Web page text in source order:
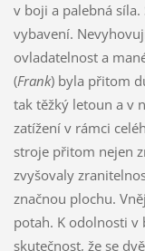
v boji a palebná
vybavení.
ovladatelnost a
(Frank) byla přitom
tak těžký letoun a v
zatížení v rámci
stroje přitom nejen
zvyšovaly
značnou plochu.
potah. K odolnosti v
skutečnost, že se